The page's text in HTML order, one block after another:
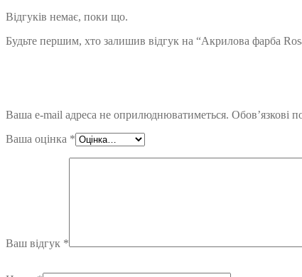
Відгуків немає, поки що.
Будьте першим, хто залишив відгук на “Акрилова фарба
Ваша e-mail адреса не оприлюднюватиметься. Обов’язкові
Ваша оцінка *
Ваш відгук *